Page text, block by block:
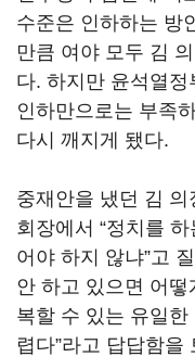
수준은 인하하는 방
만큼 여야 모두 김
다. 하지만 윤석열
인하만으로는 부족
다시 깨지게 됐다.
중재안을 냈던 김
회장에서 “정치를
어야 하지 않냐”고
안 하고 있으면 어
복할 수 있는 유일
렵다”라고 답답함을